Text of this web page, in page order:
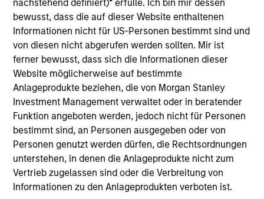
nachstehend definiert)* erfülle. Ich bin mir dessen
bewusst, dass die auf dieser Website enthaltenen
Informationen nicht für US-Personen bestimmt sind und
von diesen nicht abgerufen werden sollten. Mir ist
ferner bewusst, dass sich die Informationen dieser
Website möglicherweise auf bestimmte
Anlageprodukte beziehen, die von Morgan Stanley
Investment Management verwaltet oder in beratender
Funktion angeboten werden, jedoch nicht für Personen
bestimmt sind, an Personen ausgegeben oder von
Personen genutzt werden dürfen, die Rechtsordnungen
unterstehen, in denen die Anlageprodukte nicht zum
Vertrieb zugelassen sind oder die Verbreitung von
Informationen zu den Anlageprodukten verboten ist.
von Morgan Stanley Investment Funds, einer in Luxemburg
ansässigen SICAV (Société d’Investissement à Capital
Variable). (die „Gesellschaft“), die im Großherzogtum
Luxemburg als Organismus für gemeinsame Anlagen
gemäß Teil 1 des Gesetzes vom 17. Dezember 2010 in
seiner geänderten Fassung registriert ist. Die Gesellschaft
ist ein Organismus für gemeinsame Anlagen in
Wertpapieren („OGAW“).
Anträge auf Anteile an den Teilfonds sollten erst gestellt
werden, wenn der aktuelle Verkaufsprospekt, das Key
Information Document („KID“) oder das Key Investor
Information Document („KIID“), der Jahres- und
Halbjahresbericht („Angebotsunterlagen“) oder andere
Dokumente, die in Ihrer Nähe online unter
https://www.morganstanley.com/im/msinvf/index.html
verfügbar sind oder kostenlos beim Geschäftssitz von